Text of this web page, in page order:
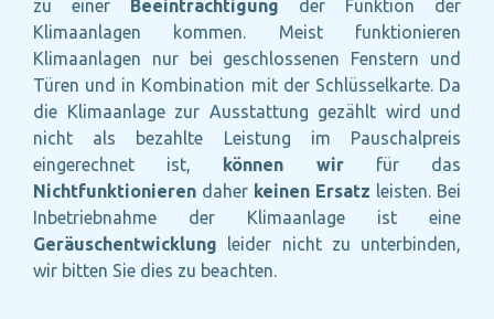
zu einer Beeinträchtigung der Funktion der
Klimaanlagen kommen. Meist funktionieren
Klimaanlagen nur bei geschlossenen Fenstern und
Türen und in Kombination mit der Schlüsselkarte. Da
die Klimaanlage zur Ausstattung gezählt wird und
nicht als bezahlte Leistung im Pauschalpreis
eingerechnet ist, können wirfür das
Nichtfunktionieren daher keinen Ersatz leisten. Bei
Inbetriebnahme der Klimaanlage ist eine
Geräuschentwicklung leider nicht zu unterbinden,
wir bitten Sie dies zu beachten.